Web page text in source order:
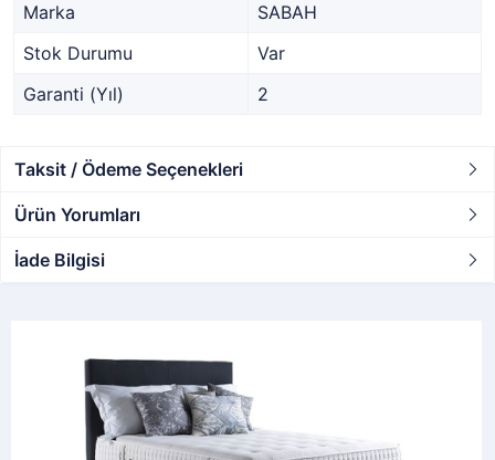
Marka
SABAH
Stok Durumu
Var
Garanti (Yıl)
2
Taksit / Ödeme Seçenekleri
Ürün Yorumları
İade Bilgisi